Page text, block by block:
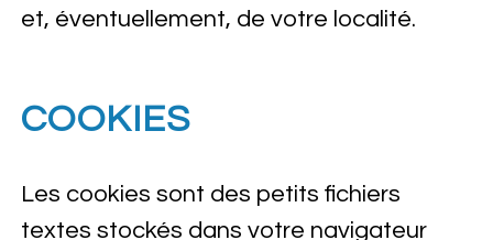
et, éventuellement, de votre localité.
COOKIES
Les cookies sont des petits fichiers
textes stockés dans votre navigateur